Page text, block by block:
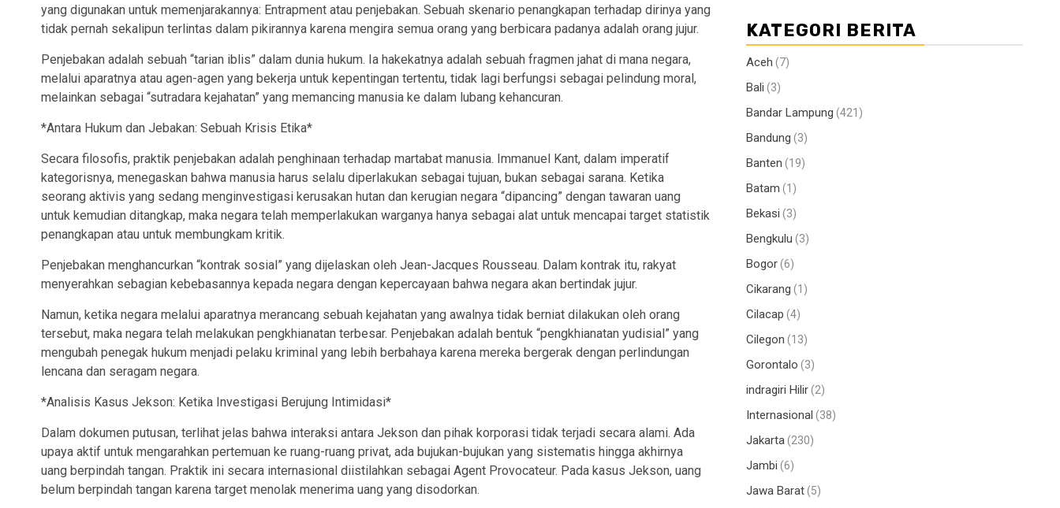
yang digunakan untuk memenjarakannya: Entrapment atau penjebakan. Sebuah skenario penangkapan terhadap dirinya yang
tidak pernah sekalipun terlintas dalam pikirannya karena mengira semua orang yang berbicara padanya adalah orang jujur.
Penjebakan adalah sebuah “tarian iblis” dalam dunia hukum. Ia hakekatnya adalah sebuah fragmen jahat di mana negara,
melalui aparatnya atau agen-agen yang bekerja untuk kepentingan tertentu, tidak lagi berfungsi sebagai pelindung moral,
melainkan sebagai “sutradara kejahatan” yang memancing manusia ke dalam lubang kehancuran.
*Antara Hukum dan Jebakan: Sebuah Krisis Etika*
Secara filosofis, praktik penjebakan adalah penghinaan terhadap martabat manusia. Immanuel Kant, dalam imperatif
kategorisnya, menegaskan bahwa manusia harus selalu diperlakukan sebagai tujuan, bukan sebagai sarana. Ketika
seorang aktivis yang sedang menginvestigasi kerusakan hutan dan kerugian negara “dipancing” dengan tawaran uang
untuk kemudian ditangkap, maka negara telah memperlakukan warganya hanya sebagai alat untuk mencapai target statistik
penangkapan atau untuk membungkam kritik.
Penjebakan menghancurkan “kontrak sosial” yang dijelaskan oleh Jean-Jacques Rousseau. Dalam kontrak itu, rakyat
menyerahkan sebagian kebebasannya kepada negara dengan kepercayaan bahwa negara akan bertindak jujur.
Namun, ketika negara melalui aparatnya merancang sebuah kejahatan yang awalnya tidak berniat dilakukan oleh orang
tersebut, maka negara telah melakukan pengkhianatan terbesar. Penjebakan adalah bentuk “pengkhianatan yudisial” yang
mengubah penegak hukum menjadi pelaku kriminal yang lebih berbahaya karena mereka bergerak dengan perlindungan
lencana dan seragam negara.
*Analisis Kasus Jekson: Ketika Investigasi Berujung Intimidasi*
Dalam dokumen putusan, terlihat jelas bahwa interaksi antara Jekson dan pihak korporasi tidak terjadi secara alami. Ada
upaya aktif untuk mengarahkan pertemuan ke ruang-ruang privat, ada bujukan-bujukan yang sistematis hingga akhirnya
uang berpindah tangan. Praktik ini secara internasional diistilahkan sebagai Agent Provocateur. Pada kasus Jekson, uang
belum berpindah tangan karena target menolak menerima uang yang disodorkan.
KATEGORI BERITA
Aceh (7)
Bali (3)
Bandar Lampung (421)
Bandung (3)
Banten (19)
Batam (1)
Bekasi (3)
Bengkulu (3)
Bogor(6)
Cikarang (1)
Cilacap (4)
Cilegon (13)
Gorontalo (3)
indragiri Hilir(2)
Internasional (38)
Jakarta(230)
Jambi (6)
Jawa Barat(5)